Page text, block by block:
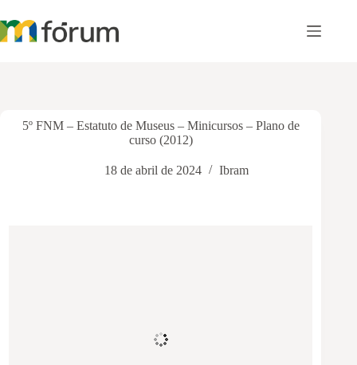
para
o
5º FNM – Estatuto de Museus – Minicursos – Plano de
curso (2012)
18 de abril de 2024 Ibram